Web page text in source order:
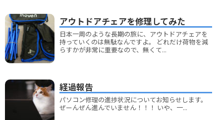
アウトドアチェアを修理してみた
日本一周のような長期の旅に、アウトドアチェアを
持っていくのは無駄なんですよ。 どれだけ荷物を減
らすかが非常に重要なので、無くて...
経過報告
パソコン修理の進捗状況についてお知らせします。
ぜーんぜん進んでいません！！！ いや、一...